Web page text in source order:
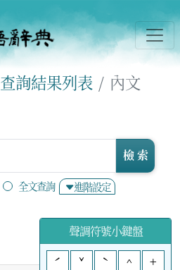
查詢結果列表 內文
全文查詢 進階設定
檢 索
聲調符號小鍵盤
ˊ
ˇ ˋ ^ +